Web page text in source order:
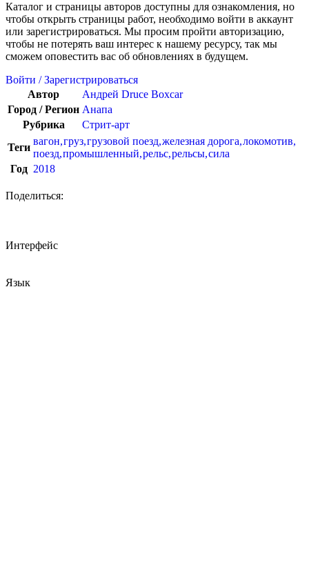
Каталог и страницы авторов доступны для ознакомления, но
чтобы открыть страницы работ, необходимо войти в аккаунт
или зарегистрироваться. Мы просим пройти авторизацию,
чтобы не потерять ваш интерес к нашему ресурсу, так мы
сможем оповестить вас об обновлениях в будущем.
Войти / Зарегистрироваться
Автор
Андрей Druce Boxcar
Город / Регион Анапа
Рубрика
Стрит-арт
Теги
вагон,груз,грузовой поезд,железная дорога,локомотив,
поезд,промышленный,рельс,рельсы,сила
Год 2018
Поделиться:
Интерфейс
Язык